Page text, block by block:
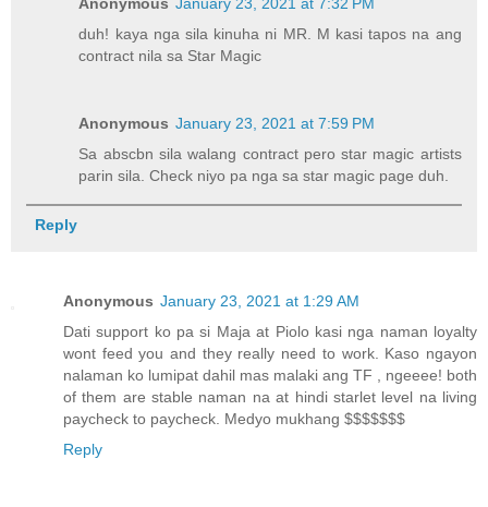
duh! kaya nga sila kinuha ni MR. M kasi tapos na ang
contract nila sa Star Magic
Anonymous January 23, 2021 at 7:59 PM
Sa abscbn sila walang contract pero star magic artists
parin sila. Check niyo pa nga sa star magic page duh.
Reply
Anonymous January 23, 2021 at 1:29 AM
Dati support ko pa si Maja at Piolo kasi nga naman loyalty
wont feed you and they really need to work. Kaso ngayon
nalaman ko lumipat dahil mas malaki ang TF , ngeeee! both
of them are stable naman na at hindi starlet level na living
paycheck to paycheck. Medyo mukhang $$$$$$$
Reply